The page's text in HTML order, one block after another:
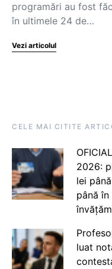
programări au fost
în ultimele 24 de…
Vezi articolul
CELE MAI CITITE
2026:
lei
până
luat